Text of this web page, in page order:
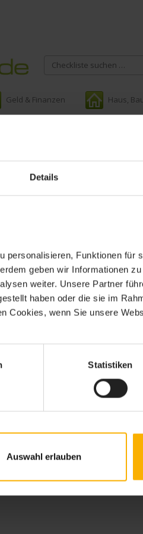
Details
personalisieren, Funktionen für
geben wir Informationen
weiter. Unsere Partner
haben oder die sie im
Cookies, wenn Sie unsere
Statistiken
Auswahl erlauben
Geld & Finanzen Haus,